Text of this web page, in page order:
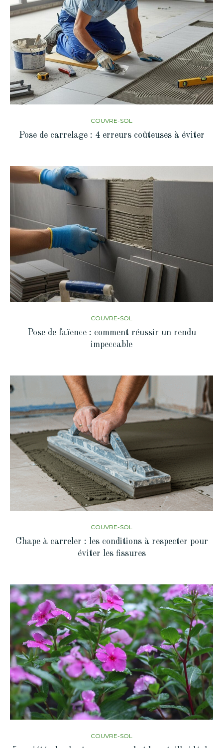
COUVRE-SOL
Pose de carrelage : 4 erreurs coûteuses à éviter
COUVRE-SOL
Pose de faïence : comment réussir un rendu
impeccable
COUVRE-SOL
Chape à carreler : les conditions à respecter pour
éviter les fissures
COUVRE-SOL